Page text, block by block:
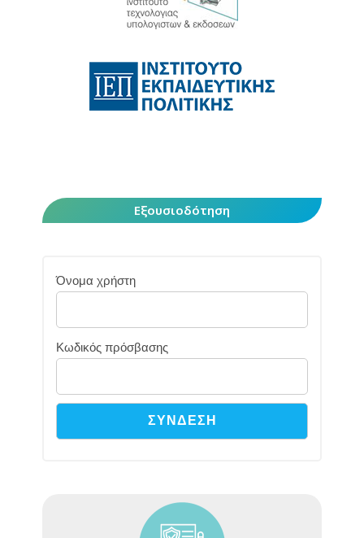
Εξουσιοδότηση
Όνομα χρήστη
Κωδικός πρόσβασης